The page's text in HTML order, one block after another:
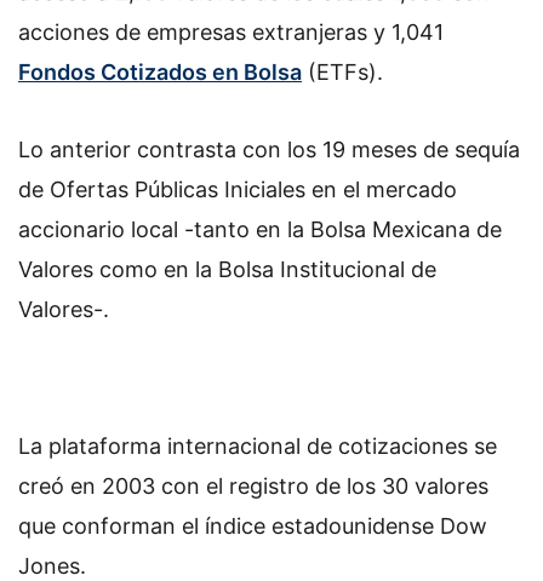
acciones de empresas extranjeras y 1,041
Fondos Cotizados en Bolsa (ETFs).
Lo anterior contrasta con los 19 meses de sequía
de Ofertas Públicas Iniciales en el mercado
accionario local -tanto en la Bolsa Mexicana de
Valores como en la Bolsa Institucional de
Valores-.
La plataforma internacional de cotizaciones se
creó en 2003 con el registro de los 30 valores
que conforman el índice estadounidense Dow
Jones.